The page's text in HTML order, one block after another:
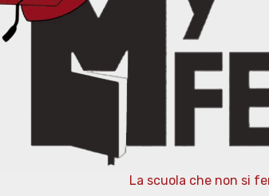
La scuola che non si